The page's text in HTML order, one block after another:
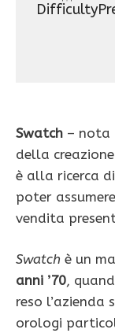
Difficulty
Swatch – nota
della
è alla ricerca
poter
vendita
Swatch è un
anni ’70,
reso
orologi